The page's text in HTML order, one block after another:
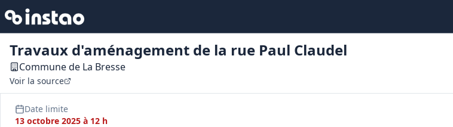
Travaux d'aménagement de la rue Paul Claudel
Commune de La Bresse
Voir la source
Date limite
13 octobre 2025 à 12 h